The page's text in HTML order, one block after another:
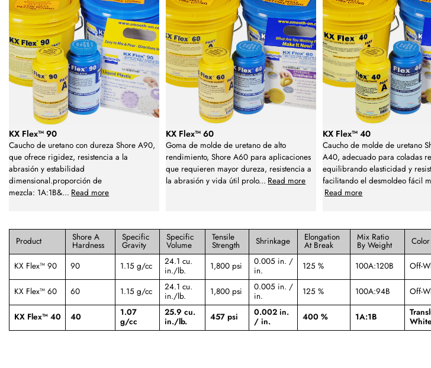
KX Flex™ 90
Caucho de uretano con dureza Shore A90,
que ofrece rigidez, resistencia a la
abrasión y estabilidad
dimensional.proporción de
mezcla: 1A:1B&... Read more
KX Flex™ 60
Goma de molde de uretano de alto
rendimiento, Shore A60 para aplicaciones
que requieren mayor dureza, resistencia a
la abrasión y vida útil prolo... Read more
KX Flex™ 40
Caucho de molde de uretano
A40, adecuado para coladas
equilibrando elasticidad y
facilitando el desmoldeo fácil
Read more
Product Shore A
Hardness
Specific
Gravity
Specific
Volume
Tensile
Strength Shrinkage Elongation
At Break
Mix Ratio
By Weight Color
KX Flex™ 90
90 1.15 g/cc
24.1 cu.
in./lb.
1,800 psi
0.005 in. /
in.
125 % 100A:120B Off-
KX Flex™ 60 60 1.15 g/cc
24.1 cu.
in./lb.
1,800 psi
0.005 in. /
in.
125 % 100A:94B Off-
KX Flex™ 40 40
1.07
g/cc
25.9 cu.
in./lb.
457 psi
0.002 in.
/ in.
400 % 1A:1B
White